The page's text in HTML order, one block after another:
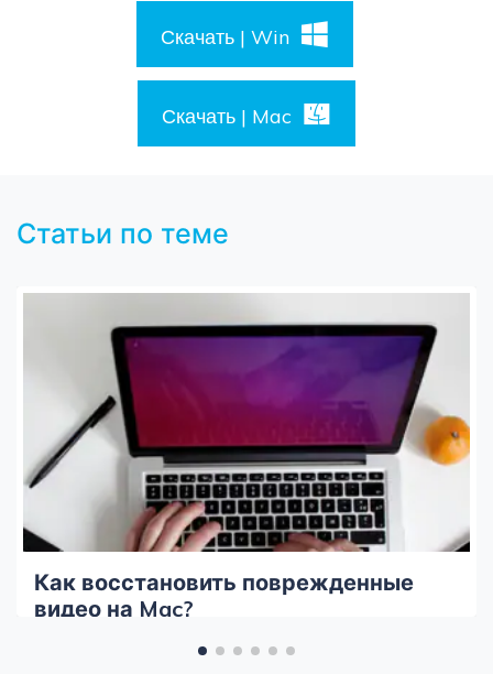
Скачать | Win
Скачать | Mac
Статьи по теме
Как восстановить поврежденные
видео на Mac?